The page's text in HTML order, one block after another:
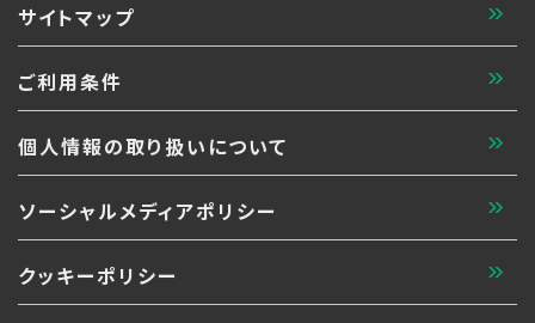
サイトマップ
ご利用条件
個人情報の取り扱いについて
ソーシャルメディアポリシー
クッキーポリシー